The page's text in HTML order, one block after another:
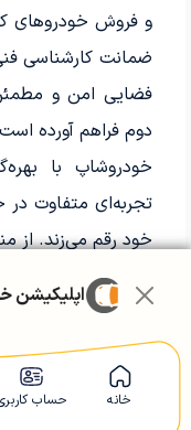
فضایی امن و
دوم فراهم آورده
خودروشاپ با
تجربه‌ای متفاوت در
خود رقم می‌زند. از
همزمان تضمین
انتخابی
خانه حساب
اپلیکیشن